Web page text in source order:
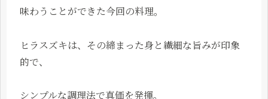
味わうことができた今回の料理。
ヒラスズキは、その締まった身と繊細な旨みが印象
的で、
シンプルな調理法で真価を発揮。